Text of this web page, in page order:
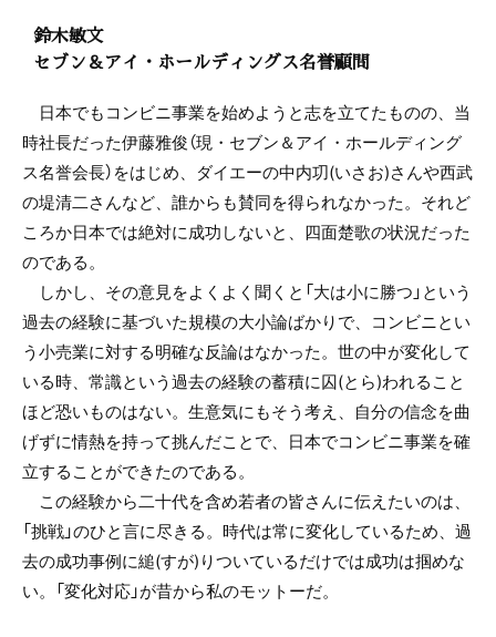
鈴木敏文
セブン＆アイ・ホールディングス名誉顧問
日本でもコンビニ事業を始めようと志を立てたものの、当
時社長だった伊藤雅俊（現・セブン＆アイ・ホールディング
ス名誉会長）をはじめ、ダイエーの中内㓛(いさお)さんや西武
の堤清二さんなど、誰からも賛同を得られなかった。それど
ころか日本では絶対に成功しないと、四面楚歌の状況だった
のである。
しかし、その意見をよくよく聞くと「大は小に勝つ」という
過去の経験に基づいた規模の大小論ばかりで、コンビニとい
う小売業に対する明確な反論はなかった。世の中が変化して
いる時、常識という過去の経験の蓄積に囚(とら)われること
ほど恐いものはない。生意気にもそう考え、自分の信念を曲
げずに情熱を持って挑んだことで、日本でコンビニ事業を確
立することができたのである。
この経験から二十代を含め若者の皆さんに伝えたいのは、
「挑戦」のひと言に尽きる。時代は常に変化しているため、過
去の成功事例に縋(すが)りついているだけでは成功は掴めな
い。「変化対応」が昔から私のモットーだ。